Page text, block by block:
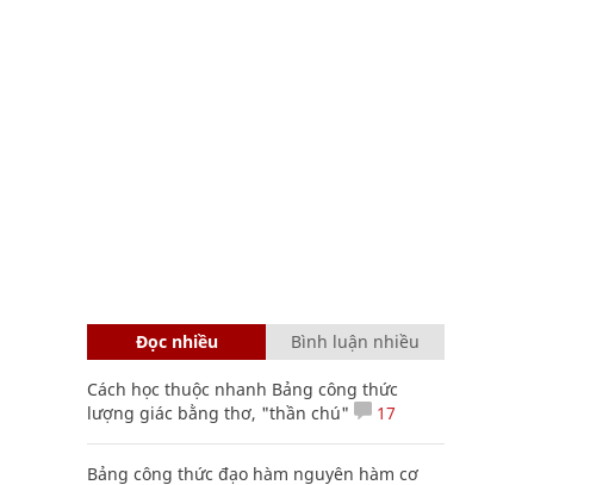
Đọc nhiều Bình luận nhiều
Cách học thuộc nhanh Bảng công thức
lượng giác bằng thơ, "thần chú"
17
Bảng công thức đạo hàm nguyên hàm cơ